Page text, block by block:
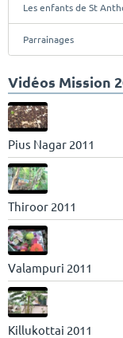
Les enfants de St
Parrainages
Vidéos Mission
Pius Nagar 2011
Thiroor 2011
Valampuri 2011
Killukottai 2011